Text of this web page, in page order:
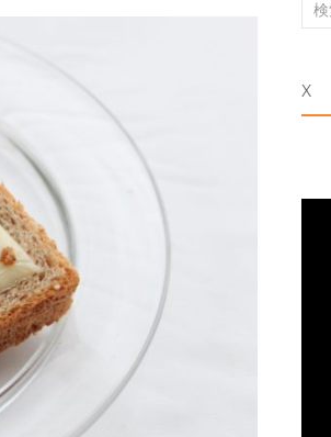
検
象:
X